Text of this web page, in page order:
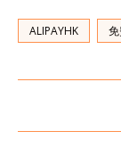
ALIPAYHK